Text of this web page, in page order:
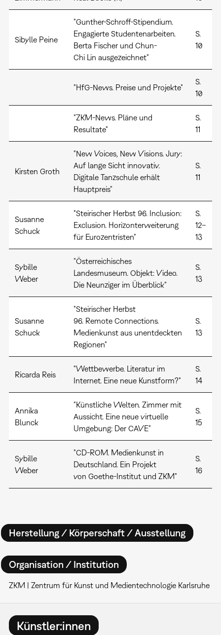
Sibylle Peine
"Gunther-Schroff-Stipendium.
Engagierte Studentenarbeiten.
Berta Fischer und Chun-
Chi Lin ausgezeichnet"
S.
10
"HfG-News. Preise und Projekte"
S.
10
"ZKM-News. Pläne und
Resultate"
S.
11
Kirsten Groth
"New Voices, New Visions. Jury:
Auf lange Sicht innovativ.
Digitale Tanzschule erhält
Hauptpreis"
S.
11
Susanne
Schuck
"Steirischer Herbst 96. Inclusion:
Exclusion. Horizonterweiterung
für Eurozentristen"
S.
12–
13
Sybille
Weber
"Österreichisches
Landesmuseum. Objekt: Video.
Die Neunziger im Überblick"
S.
13
Susanne
Schuck
"Steirischer Herbst
96. Remote Connections.
Medienkunst aus unentdeckten
Regionen"
S.
13
Ricarda Reis
"Wettbewerbe. Literatur im
Internet. Eine neue Kunstform?"
S.
14
Annika
Blunck
"Künstliche Welten. Zimmer mit
Aussicht. Eine neue virtuelle
Umgebung: Der CAVE"
S.
15
Sybille
Weber
"CD-ROM. Medienkunst in
Deutschland. Ein Projekt
von Goethe-Institut und ZKM"
S.
16
Herstellung / Körperschaft / Ausstellung
Organisation / Institution
ZKM | Zentrum für Kunst und Medientechnologie Karlsruhe
Künstler:innen